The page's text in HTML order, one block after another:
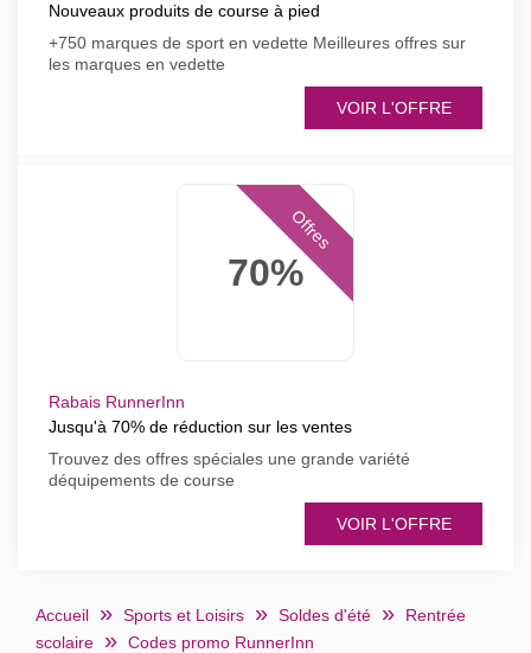
Nouveaux produits de course à pied
+750 marques de sport en vedette Meilleures offres sur
les marques en vedette
VOIR L'OFFRE
70%
Offres
Rabais RunnerInn
Jusqu'à 70% de réduction sur les ventes
Trouvez des offres spéciales une grande variété
déquipements de course
VOIR L'OFFRE
Accueil Sports et Loisirs Soldes d'été
Rentrée
scolaire
Codes promo RunnerInn